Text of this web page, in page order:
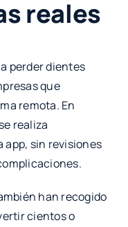
reales
perder dientes
que
remota. En
realiza
app, sin revisiones
han recogido
cientos o